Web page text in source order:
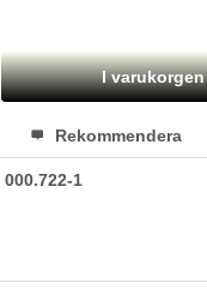
I varukorgen
Rekommendera
000.722-1